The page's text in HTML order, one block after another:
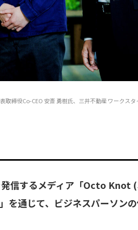
締役Co-CEO 安斎 勇樹氏、三井不動産 ワークス
するメディア「Octo Knot (
を通じて、ビジネスパーソン